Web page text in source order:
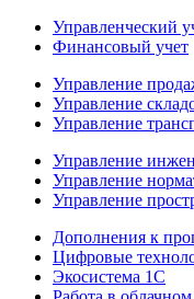
Управленческий
Финансовый учет
Управление
Управление
Управление
Управление
Управление
Управление
Дополнения к
Цифровые
Экосистема 1С